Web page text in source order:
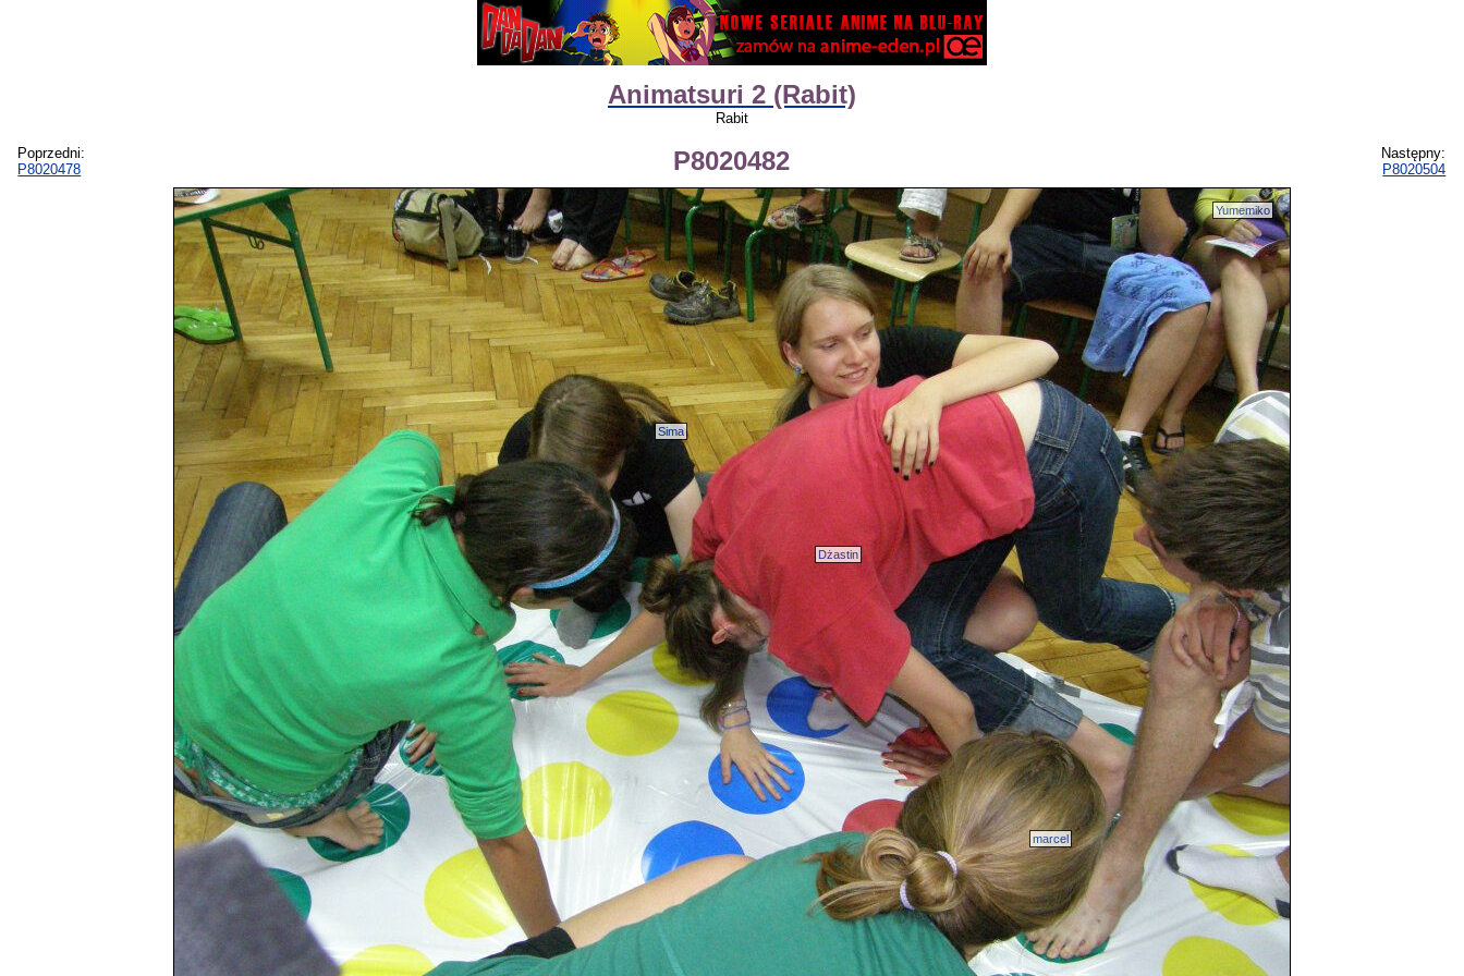
Animatsuri 2 (Rabit)
Rabit
Poprzedni:
P8020478
P8020482
Następny:
P8020504
Dżastin
marcel
Sima
Yumemiko